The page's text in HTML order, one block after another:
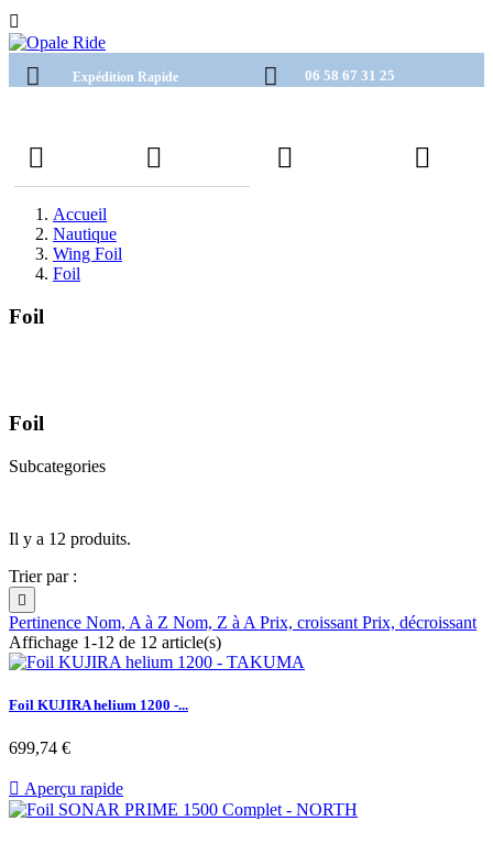

Expédition Rapide 06 58 67 31 25
Accueil
Nautique
Wing Foil
Foil
Foil
Foil
Subcategories
Il y a 12 produits.
Trier par :

Pertinence Nom, A à Z Nom, Z à A Prix, croissant Prix, décroissant
Affichage 1-12 de 12 article(s)
Foil KUJIRA helium 1200 -...
Prix
699,74 €
 Aperçu rapide